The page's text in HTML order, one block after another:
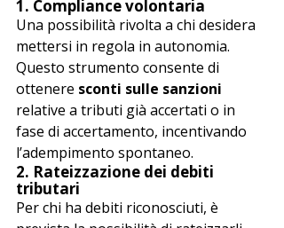
1. Compliance volontaria
Una possibilità rivolta a chi desidera
mettersi in regola in autonomia.
Questo strumento consente di
ottenere sconti sulle sanzioni
relative a tributi già accertati o in
fase di accertamento, incentivando
l’adempimento spontaneo.
2. Rateizzazione dei debiti
tributari
Per chi ha debiti riconosciuti, è